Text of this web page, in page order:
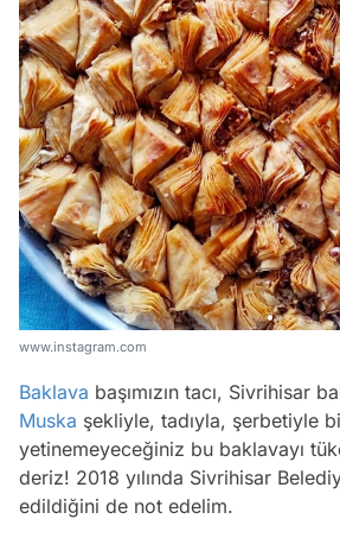
www.instagram.com
Baklava başımızın tacı, Sivrihisar
Muska şekliyle, tadıyla, şerbetiyle
yetinemeyeceğiniz bu baklavayı
deriz! 2018 yılında Sivrihisar
edildiğini de not edelim.